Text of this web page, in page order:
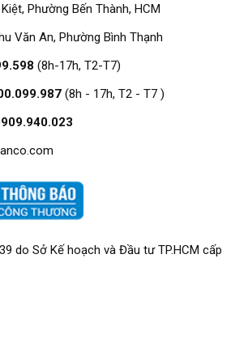
Phường Bến Thành, HCM
Văn An, Phường Bình Thạnh
(8h-17h, T2-T7)
(8h - 17h, T2 - T7 )
do Sở Kế hoạch và Đầu tư TP.HCM cấp